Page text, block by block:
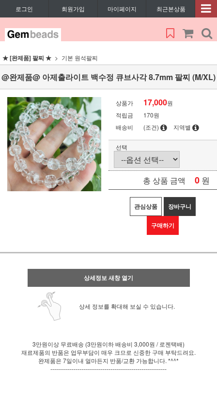
로그인 회원가입 마이페이지 최근본상품
★ [완제품] 팔찌 ★ 기본 원석팔찌
@완제품@ 아제출라이트 백수정 큐브사각 8.7mm 팔찌 (M/XL)
상품가 17,000원
적립금
170원
배송비
(조건) 지역별
선택
총 상품 금액 0 원
관심상품 장바구니
구매하기
상세정보 새창 열기
상세 정보를 확대해 보실 수 있습니다.
3만원이상 무료배송 (3만원이하 배송비 3,000원 / 로젠택배)
재료제품의 반품은 업무부담이 매우 크므로 신중한 구매 부탁드려요.
완제품은 7일이내 얼마든지 반품/교환 가능합니다. *^^*
------------------------------------------------------------